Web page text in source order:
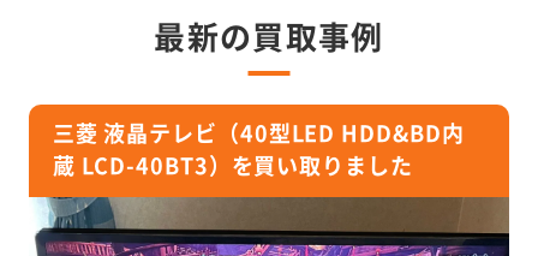
最新の買取事例
三菱 液晶テレビ（40型LED HDD&BD内
蔵 LCD-40BT3）を買い取りました